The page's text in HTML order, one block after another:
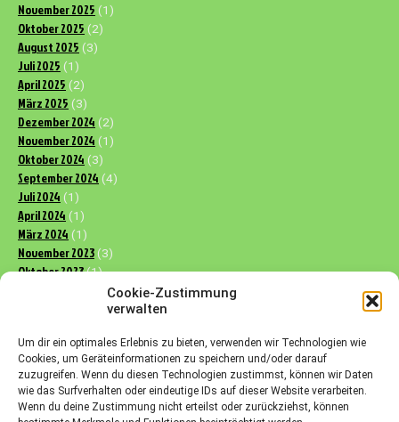
Cookie-Zustimmung
verwalten
Um dir ein optimales Erlebnis zu bieten, verwenden wir Technologien wie
Cookies, um Geräteinformationen zu speichern und/oder darauf
zuzugreifen. Wenn du diesen Technologien zustimmst, können wir Daten
wie das Surfverhalten oder eindeutige IDs auf dieser Website verarbeiten.
Wenn du deine Zustimmung nicht erteilst oder zurückziehst, können
November 2025 (1)
Oktober 2025 (2)
August 2025 (3)
Juli 2025 (1)
April 2025 (2)
März 2025 (3)
Dezember 2024 (2)
November 2024 (1)
Oktober 2024 (3)
September 2024 (4)
Juli 2024 (1)
April 2024 (1)
März 2024 (1)
November 2023 (3)
Oktober 2023(1)
All rights reserved © HSG München SüdTheme by Seos Themes